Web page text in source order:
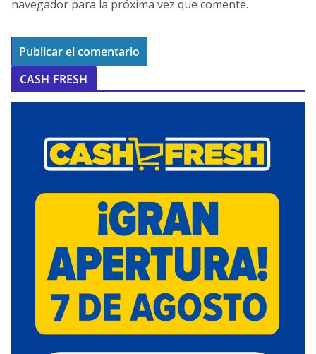
navegador para la próxima vez que comente.
CASH FRESH